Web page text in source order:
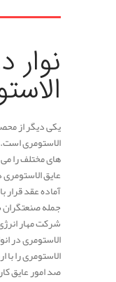
نوار
یکی دیگر از
الاستومری
های مختلف را
عایق الاستومری
آماده عقد قرار
جمله
شرکت مهار
الاستومری در
الاستومری را با
صد امور عایق